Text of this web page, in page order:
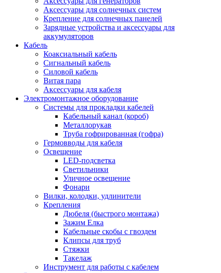
Аксессуары для солнечных систем
Крепление для солнечных панелей
Зарядные устройства и аксессуары для
аккумуляторов
Кабель
Коаксиальный кабель
Сигнальный кабель
Силовой кабель
Витая пара
Аксессуары для кабеля
Электромонтажное оборудование
Системы для прокладки кабелей
Кабельный канал (короб)
Металлорукав
Труба гофрированная (гофра)
Гермовводы для кабеля
Освещение
LED-подсветка
Светильники
Уличное освещение
Фонари
Вилки, колодки, удлинители
Крепления
Дюбеля (быстрого монтажа)
Зажим Елка
Кабельные скобы с гвоздем
Клипсы для труб
Стяжки
Такелаж
Инструмент для работы с кабелем